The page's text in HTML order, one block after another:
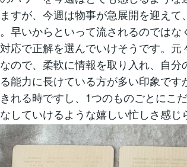
すが、今週は物事が急展開を迎え
早いからといって流されるのでは
応で正解を選んでいけそうです。
ので、柔軟に情報を取り入れ、自
能力に長けている方が多い印象で
れる時ですし、1つのものごとにこ
していけるような嬉しい忙しさ感